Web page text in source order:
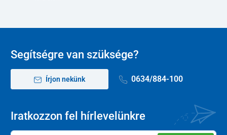
Segítségre van szüksége?
Írjon nekünk 0634/884-100
Iratkozzon fel hírlevelünkre